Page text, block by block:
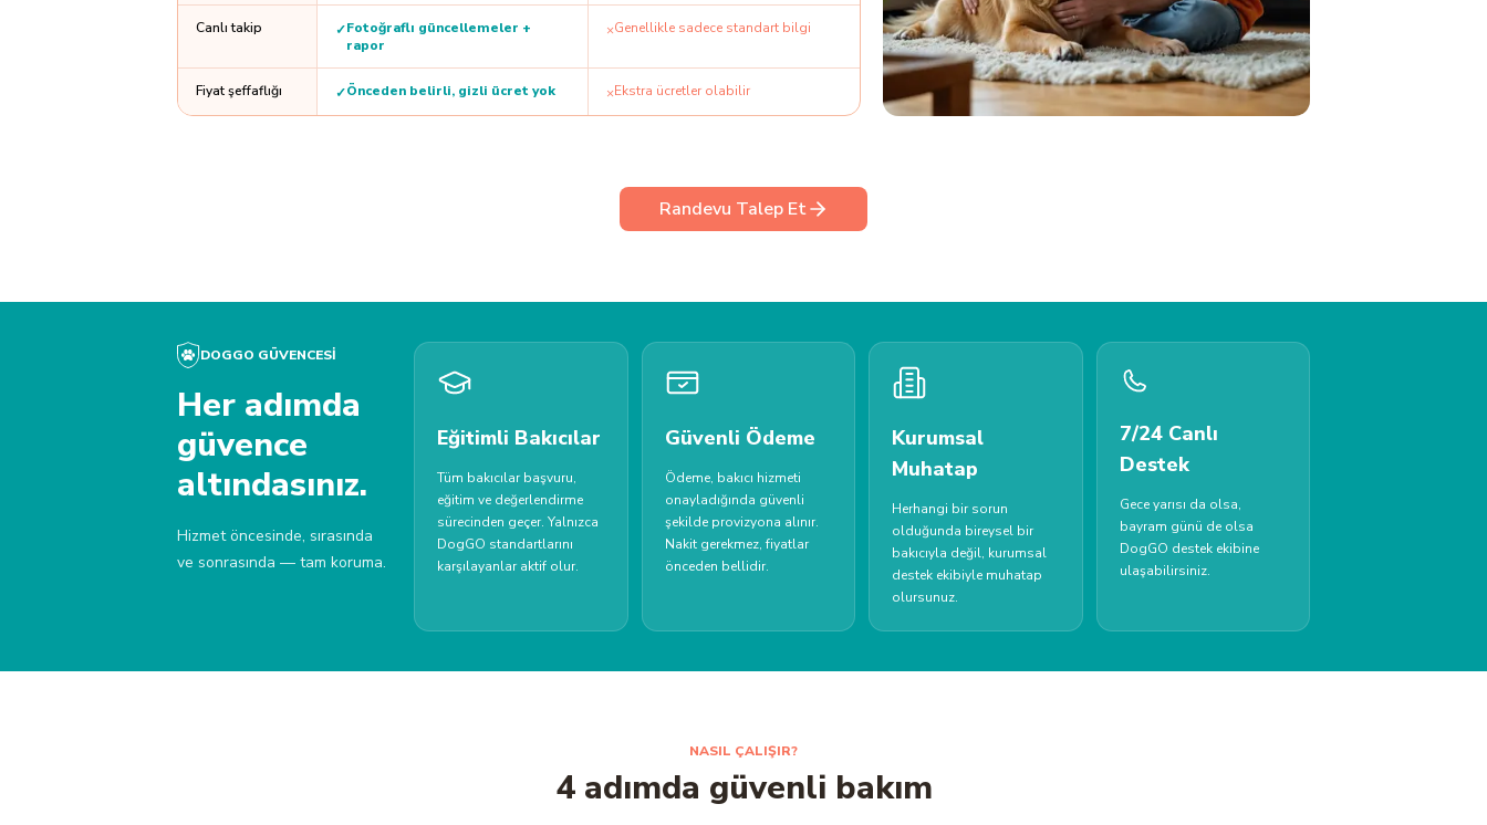
Canlı takip ✓Fotoğraflı güncellemeler +
rapor
×Genellikle sadece standart bilgi
Fiyat şeffaflığı ✓Önceden belirli, gizli ücret yok ×Ekstra ücretler olabilir
Randevu Talep Et
DOGGO GÜVENCESI
Her adımda
güvence
altındasınız.
Hizmet öncesinde, sırasında
ve sonrasında — tam koruma.
Eğitimli Bakıcılar
Tüm bakıcılar başvuru,
eğitim ve değerlendirme
sürecinden geçer. Yalnızca
DogGO standartlarını
karşılayanlar aktif olur.
Güvenli Ödeme
Ödeme, bakıcı hizmeti
onayladığında güvenli
şekilde provizyona alınır.
Nakit gerekmez, fiyatlar
önceden bellidir.
Kurumsal
Muhatap
Herhangi bir sorun
olduğunda bireysel bir
bakıcıyla değil, kurumsal
destek ekibiyle muhatap
olursunuz.
7/24 Canlı
Destek
Gece yarısı da olsa,
bayram günü de olsa
DogGO destek ekibine
ulaşabilirsiniz.
NASIL ÇALIŞIR?
4 adımda güvenli bakım